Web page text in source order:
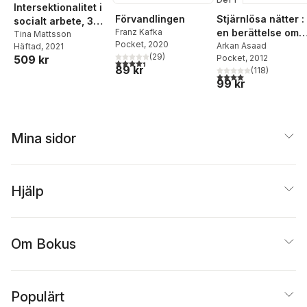
Intersektionalitet i
socialt arbete, 3
uppl
Tina Mattsson
Häftad, 2021
509 kr
Förvandlingen
Franz Kafka
Pocket, 2020
4,4utav 5 stjärnor. Totalt antal röster:
(29)
89 kr
Stjärnlösa nätter :
en berättelse om
kärlek, svek och
rätten att välja sitt
liv
Arkan Asaad
Pocket, 2012
4,0utav 5 stjärnor.
(118)
99 kr
Mina sidor
Hjälp
Om Bokus
Populärt